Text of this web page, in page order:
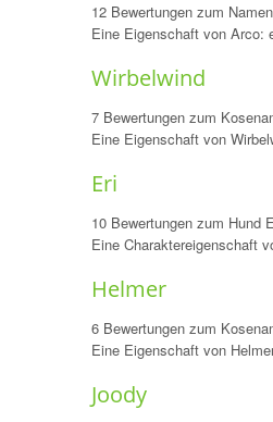
12 Bewertungen zum
Eine Eigenschaft von Arco:
Wirbelwind
7 Bewertungen zum
Eine Eigenschaft von
Eri
10 Bewertungen zum Hund
Eine Charaktereigenschaft
Helmer
6 Bewertungen zum
Eine Eigenschaft von
Joody